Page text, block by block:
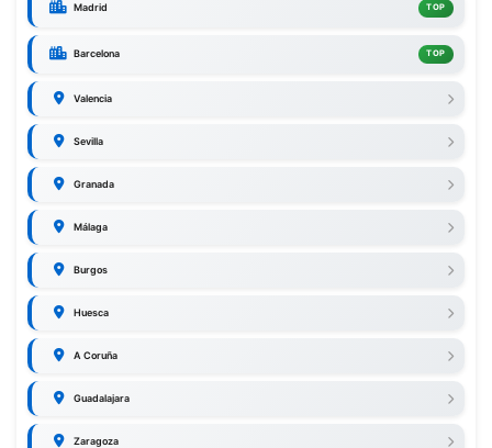
Madrid TOP
Barcelona TOP
Valencia
Sevilla
Granada
Málaga
Burgos
Huesca
A Coruña
Guadalajara
Zaragoza